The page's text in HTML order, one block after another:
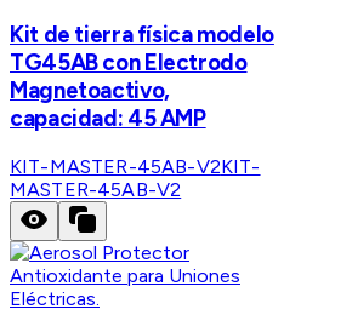
Kit de tierra física modelo
TG45AB con Electrodo
Magnetoactivo,
capacidad: 45 AMP
KIT-MASTER-45AB-V2KIT-
MASTER-45AB-V2